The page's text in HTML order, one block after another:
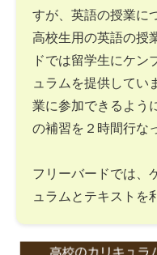
すが、英語の授業に
高校生用の英語の授
ドでは留学生にケン
ュラムを提供してい
業に参加できるよう
の補習を２時間行な
フリーバードでは、
ュラムとテキストを